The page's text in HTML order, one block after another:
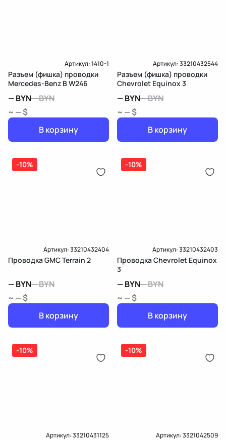
Артикул:1410-1
Разъем (фишка) проводки
Mercedes-Benz B W246
—BYN—BYN
~ — $
В корзину
Артикул:33210432544
Разъем (фишка) проводки
Chevrolet Equinox 3
—BYN—BYN
~ — $
В корзину
-10%
Артикул:33210432404
Проводка GMC Terrain 2
—BYN—BYN
~ — $
В корзину
-10%
Артикул:33210432403
Проводка Chevrolet Equinox
3
—BYN—BYN
~ — $
В корзину
-10%
Артикул:33210431125
-10%
Артикул:3321042509